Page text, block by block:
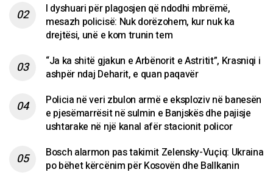
I dyshuari për plagosjen që ndodhi mbrëmë,
mesazh policisë: Nuk dorëzohem, kur nuk ka
drejtësi, unë e kom trunin tem
“Ja ka shitë gjakun e Arbënorit e Astritit”, Krasniqi i
ashpër ndaj Deharit, e quan paqavër
Policia në veri zbulon armë e eksploziv në banesën
e pjesëmarrësit në sulmin e Banjskës dhe pajisje
ushtarake në një kanal afër stacionit policor
Bosch alarmon pas takimit Zelensky-Vuçiq: Ukraina
po bëhet kërcënim për Kosovën dhe Ballkanin